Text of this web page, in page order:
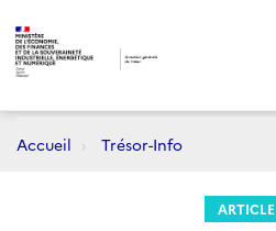
Accueil Trésor-Info
ARTICLE